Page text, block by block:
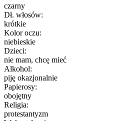
czarny
Dł. włosów:
krótkie
Kolor oczu:
niebieskie
Dzieci:
nie mam, chcę mieć
Alkohol:
piję okazjonalnie
Papierosy:
obojętny
Religia:
protestantyzm